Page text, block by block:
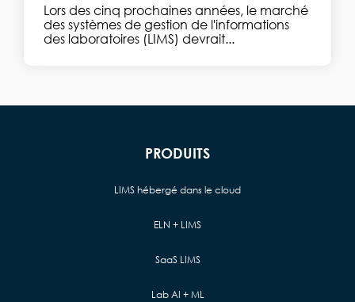
Lors des cinq prochaines années, le marché
des systèmes de gestion de l'informations
des laboratoires (LIMS) devrait...
PRODUITS
LIMS hébergé dans le cloud
ELN + LIMS
SaaS LIMS
Lab AI + ML